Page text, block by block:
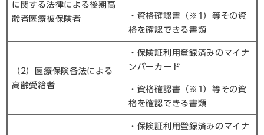
に関する法律による後期高
齢者医療被保険者
・資格確認書（※1）等その資
格を確認できる書類
（2）医療保険各法による
高齢受給者
・保険証利用登録済みのマイナ
ンバーカード
・資格確認書（※1）等その資
格を確認できる書類
・保険証利用登録済みのマイナ